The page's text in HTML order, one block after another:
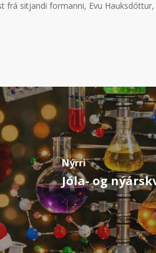
sitjandi formanni, Evu
Nýrri
Jóla- og